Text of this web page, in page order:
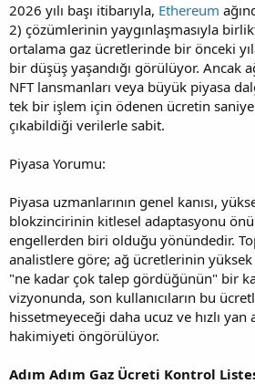
2026 yılı başı itibarıyla, Ethereum
2) çözümlerinin yaygınlaşmasıyla
ortalama gaz ücretlerinde bir önceki
bir düşüş yaşandığı görülüyor. Ancak
NFT lansmanları veya büyük piyasa
tek bir işlem için ödenen ücretin
çıkabildiği verilerle sabit.
Piyasa Yorumu:
Piyasa uzmanlarının genel kanısı,
blokzincirinin kitlesel adaptasyonu
engellerden biri olduğu yönündedir.
analistlere göre; ağ ücretlerinin yüksek
"ne kadar çok talep gördüğünün" bir
vizyonunda, son kullanıcıların bu
hissetmeyeceği daha ucuz ve hızlı yan
hakimiyeti öngörülüyor.
Adım Adım Gaz Ücreti Kontrol